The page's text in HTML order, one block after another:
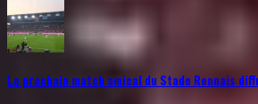
Le prochain match amical du Stade Rennais